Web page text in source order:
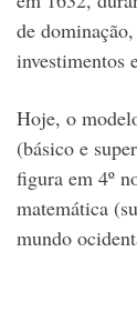
de
investimentos
Hoje, o
(básico e
figura em 4º
matemática
mundo